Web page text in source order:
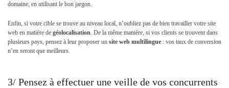
domaine, en utilisant le bon jargon.
Enfin, si votre cible se trouve au niveau local, n’oubliez pas de bien travailler votre site
web en matière de géolocalisation. De la même manière, si vos clients se trouvent dans
plusieurs pays, pensez à leur proposer un site web multilingue : vos taux de conversion
n’en seront que meilleurs.
3/ Pensez à effectuer une veille de vos concurrents